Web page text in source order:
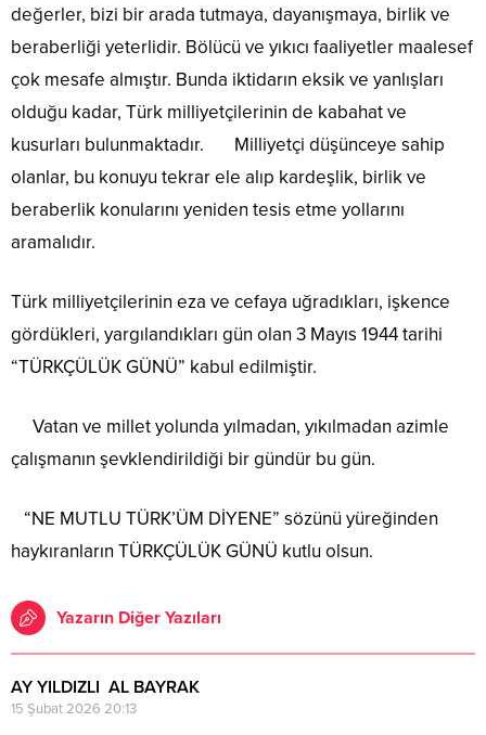
değerler, bizi bir arada tutmaya, dayanışmaya, birlik ve
beraberliği yeterlidir. Bölücü ve yıkıcı faaliyetler maalesef
çok mesafe almıştır. Bunda iktidarın eksik ve yanlışları
olduğu kadar, Türk milliyetçilerinin de kabahat ve
kusurları bulunmaktadır. Milliyetçi düşünceye sahip
olanlar, bu konuyu tekrar ele alıp kardeşlik, birlik ve
beraberlik konularını yeniden tesis etme yollarını
aramalıdır.
Türk milliyetçilerinin eza ve cefaya uğradıkları, işkence
gördükleri, yargılandıkları gün olan 3 Mayıs 1944 tarihi
“TÜRKÇÜLÜK GÜNÜ” kabul edilmiştir.
Vatan ve millet yolunda yılmadan, yıkılmadan azimle
çalışmanın şevklendirildiği bir gündür bu gün.
“NE MUTLU TÜRK’ÜM DİYENE” sözünü yüreğinden
haykıranların TÜRKÇÜLÜK GÜNÜ kutlu olsun.
Yazarın Diğer Yazıları
AY YILDIZLI AL BAYRAK
15 Şubat 2026 20:13